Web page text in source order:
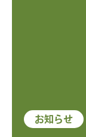
お知らせ